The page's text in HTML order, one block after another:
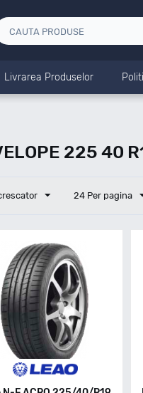
Livrarea Produselor
225 40
24 Per pagina